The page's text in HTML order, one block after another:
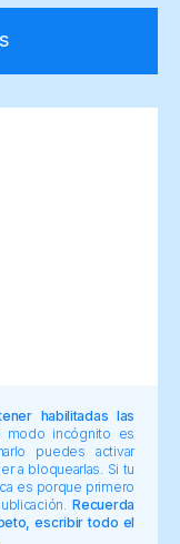
habilitadas las
modo incógnito es
puedes activar
a bloquearlas. Si tu
es porque primero
Recuerda
escribir todo el